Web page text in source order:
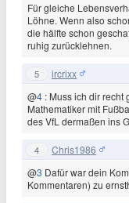
Für gleiche
Löhne. Wenn also
die hälfte schon
ruhig zurücklehnen.
5 ircrixx
@4 : Muss ich dir recht
Mathematiker mit
des VfL dermaßen ins
4 Chris1986
@3 Dafür war dein
Kommentaren) zu